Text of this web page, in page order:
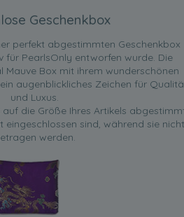
Geschenkbox
perfekt abgestimmten Geschenkbox
für PearlsOnly entworfen wurde. Die
Mauve Box mit ihrem wunderschönen
augenblickliches Zeichen für
und Luxus.
die Größe Ihres Artikels
eingeschlossen sind, während sie nicht
werden.